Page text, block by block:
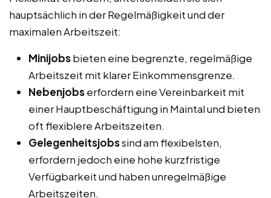
hauptsächlich in der Regelmäßigkeit und der
maximalen Arbeitszeit:
Minijobsbieten eine begrenzte, regelmäßige
Arbeitszeit mit klarer Einkommensgrenze.
Nebenjobserfordern eine Vereinbarkeit mit
einer Hauptbeschäftigung in Maintal und bieten
oft flexiblere Arbeitszeiten.
Gelegenheitsjobssind am flexibelsten,
erfordern jedoch eine hohe kurzfristige
Verfügbarkeit und haben unregelmäßige
Arbeitszeiten.